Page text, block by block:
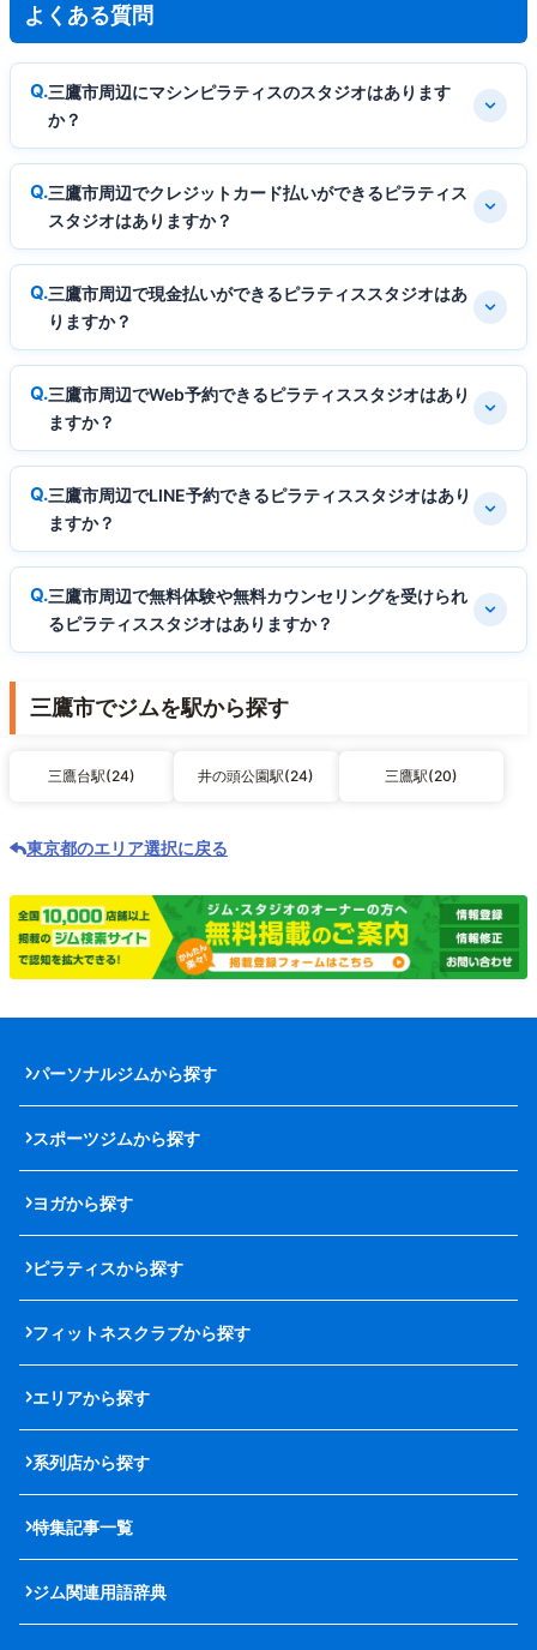
よくある質問
三鷹市周辺にマシンピラティスのスタジオはあります
か？
三鷹市周辺でクレジットカード払いができるピラティス
スタジオはありますか？
三鷹市周辺で現金払いができるピラティススタジオはあ
りますか？
三鷹市周辺でWeb予約できるピラティススタジオはあり
ますか？
三鷹市周辺でLINE予約できるピラティススタジオはあり
ますか？
三鷹市周辺で無料体験や無料カウンセリングを受けられ
るピラティススタジオはありますか？
三鷹市でジムを駅から探す
三鷹台駅(24) 井の頭公園駅(24) 三鷹駅(20)
東京都のエリア選択に戻る
パーソナルジムから探す
スポーツジムから探す
ヨガから探す
ピラティスから探す
フィットネスクラブから探す
エリアから探す
系列店から探す
特集記事一覧
ジム関連用語辞典